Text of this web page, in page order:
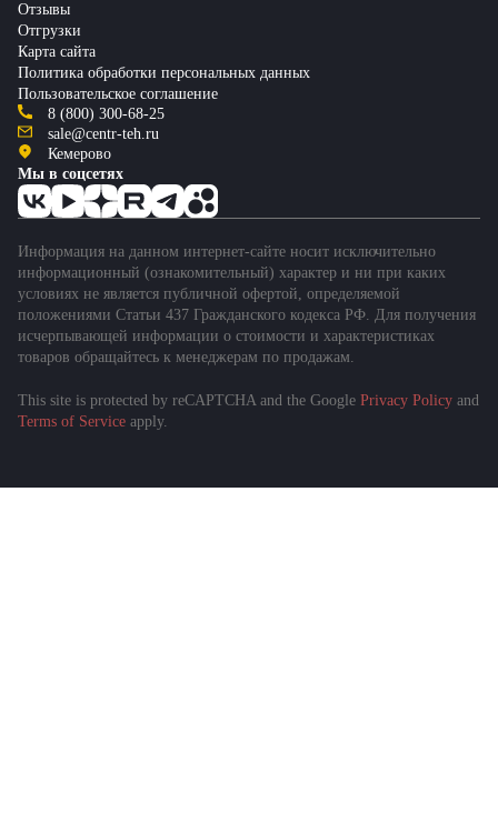
Отзывы
Отгрузки
Карта сайта
Политика обработки персональных данных
Пользовательское соглашение
8 (800) 300-68-25
sale@centr-teh.ru
Кемерово
Мы в соцсетях
Информация на данном интернет-сайте носит исключительно
информационный (ознакомительный) характер и ни при каких
условиях не является публичной офертой, определяемой
положениями Статьи 437 Гражданского кодекса РФ. Для получения
исчерпывающей информации о стоимости и характеристиках
товаров обращайтесь к менеджерам по продажам.
This site is protected by reCAPTCHA and the Google Privacy Policy and
Terms of Service apply.